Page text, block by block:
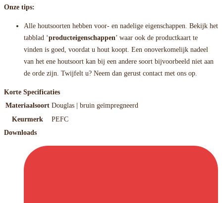
Onze tips:
Alle houtsoorten hebben voor- en nadelige eigenschappen. Bekijk het
tabblad ‘producteigenschappen’ waar ook de productkaart te
vinden is goed, voordat u hout koopt. Een onoverkomelijk nadeel
van het ene houtsoort kan bij een andere soort bijvoorbeeld niet aan
de orde zijn. Twijfelt u? Neem dan gerust contact met ons op.
Korte Specificaties
Materiaalsoort Douglas | bruin geïmpregneerd
Keurmerk
PEFC
Downloads